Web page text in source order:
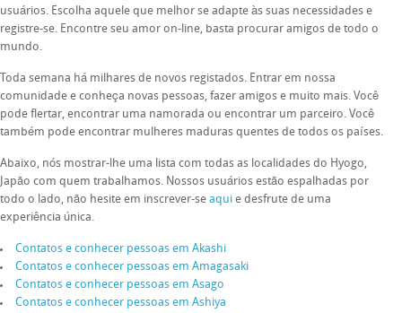
usuários. Escolha aquele que melhor se adapte às suas necessidades e
registre-se. Encontre seu amor on-line, basta procurar amigos de todo o
mundo.
Toda semana há milhares de novos registados. Entrar em nossa
comunidade e conheça novas pessoas, fazer amigos e muito mais. Você
pode flertar, encontrar uma namorada ou encontrar um parceiro. Você
também pode encontrar mulheres maduras quentes de todos os países.
Abaixo, nós mostrar-lhe uma lista com todas as localidades do Hyogo,
Japão com quem trabalhamos. Nossos usuários estão espalhadas por
todo o lado, não hesite em inscrever-se aqui e desfrute de uma
experiência única.
Contatos e conhecer pessoas em Akashi
Contatos e conhecer pessoas em Amagasaki
Contatos e conhecer pessoas em Asago
Contatos e conhecer pessoas em Ashiya